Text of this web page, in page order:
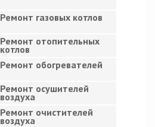
Ремонт газовых котлов
Ремонт отопительных
котлов
Ремонт обогревателей
Ремонт осушителей
воздуха
Ремонт очистителей
воздуха